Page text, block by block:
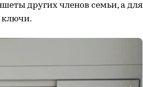
других членов семьи, а для
ключи.